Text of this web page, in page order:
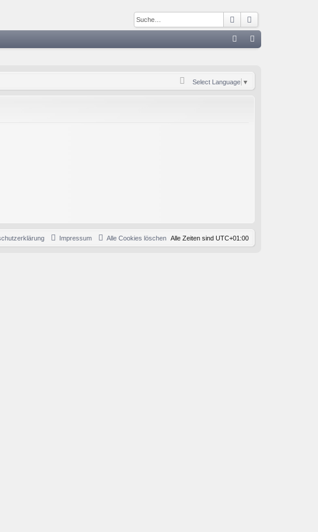
Suche
m
Select Language ▼
Alle Zeiten sind UTC+01:00
Alle Cookies löschen
Impressum